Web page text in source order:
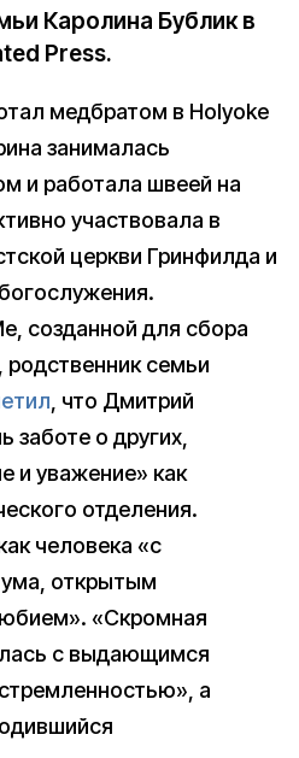
Каролина Бублик в
Press.
медбратом в Holyoke
занималась
и работала швеей на
участвовала в
церкви Гринфилда и
созданной для сбора
семьи
, что Дмитрий
заботе о других,
и уважение» как
отделения.
человека «с
открытым
«Скромная
с выдающимся
а